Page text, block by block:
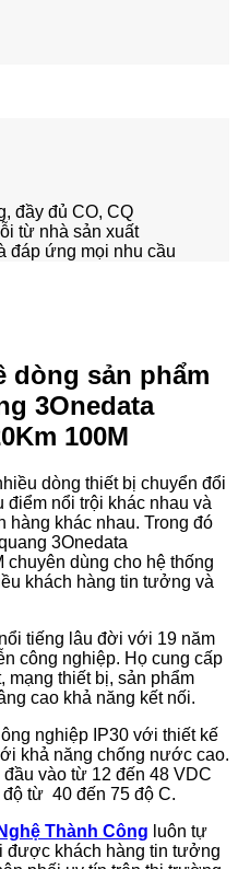
đầy đủ CO, CQ
từ nhà sản xuất
đáp ứng mọi nhu cầu
dòng sản phẩm
3Onedata
100M
dòng thiết bị chuyển đổi
nổi trội khác nhau và
hàng khác nhau. Trong đó
3Onedata
chuyên dùng cho hệ thống
khách hàng tin tưởng và
tiếng lâu đời với 19 năm
công nghiệp. Họ cung cấp
mạng thiết bị, sản phẩm
cao khả năng kết nối.
nghiệp IP30 với thiết kế
khả năng chống nước cao.
vào từ 12 đến 48 VDC
từ 40 đến 75 độ C.
Thành Công luôn tự
được khách hàng tin tưởng